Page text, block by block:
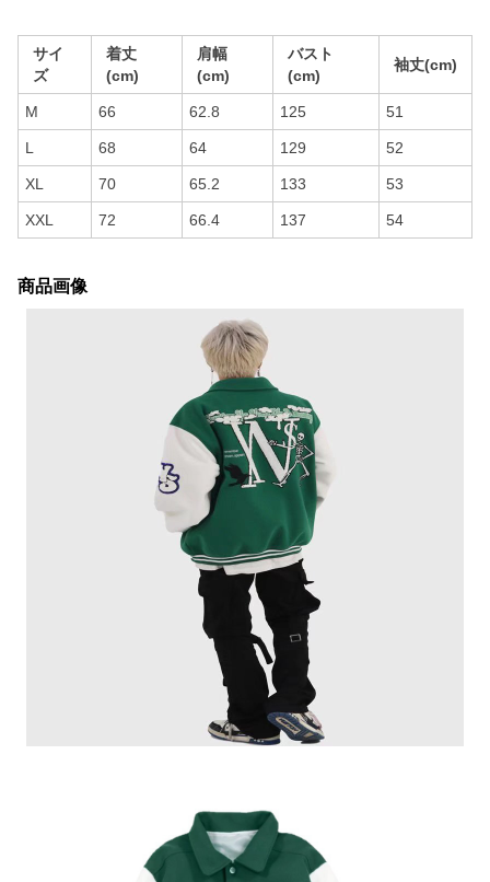
サイ
ズ
着丈
(cm)
肩幅
(cm)
バスト
(cm)
袖丈(cm)
M 66 62.8 125 51
L 68 64 129 52
XL 70 65.2 133 53
XXL 72 66.4 137 54
商品画像